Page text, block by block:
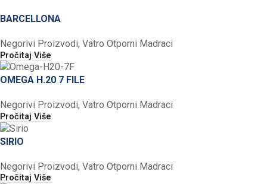
BARCELLONA
Negorivi Proizvodi, Vatro Otporni Madraci
Pročitaj Više
OMEGA H.20 7 FILE
Negorivi Proizvodi, Vatro Otporni Madraci
Pročitaj Više
SIRIO
Negorivi Proizvodi, Vatro Otporni Madraci
Pročitaj Više